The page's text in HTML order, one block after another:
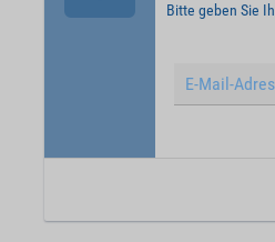
Bitte geben Sie